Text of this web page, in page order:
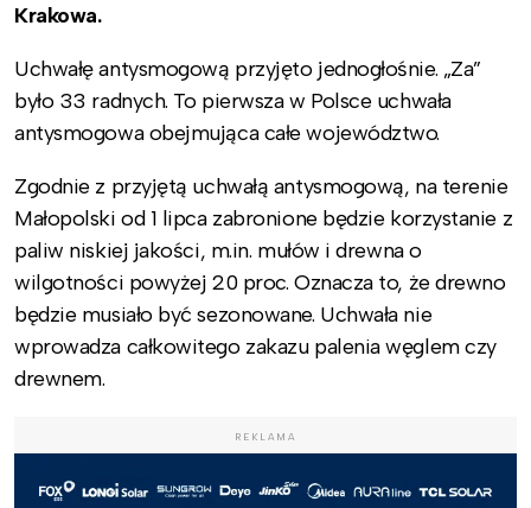
Krakowa.
Uchwałę antysmogową przyjęto jednogłośnie. „Za”
było 33 radnych. To pierwsza w Polsce uchwała
antysmogowa obejmująca całe województwo.
Zgodnie z przyjętą uchwałą antysmogową, na terenie
Małopolski od 1 lipca zabronione będzie korzystanie z
paliw niskiej jakości, m.in. mułów i drewna o
wilgotności powyżej 20 proc. Oznacza to, że drewno
będzie musiało być sezonowane. Uchwała nie
wprowadza całkowitego zakazu palenia węglem czy
drewnem.
REKLAMA